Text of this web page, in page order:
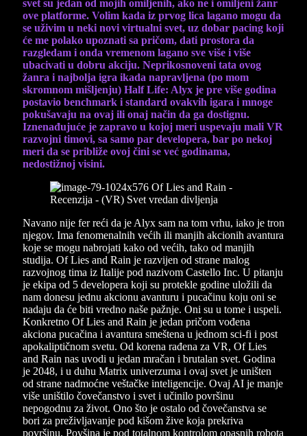
svet su jedan od mojih omiljenih, ako ne i omiljeni žanr
ove platforme. Volim kada iz prvog lica lagano mogu da
se uživim u neki novi virtualni svet, uz dobar pacing koji
će me polako upoznati sa pričom, dati prostora da
razgledam i onda vremenom lagano sve više i više
ubacivati u dobru akciju. Neprikosnoveni tata ovog
žanra i najbolja igra ikada napravljena (po mom
skromnom mišljenju) Half Life: Alyx je pre više godina
postavio benchmark i standard ovakvih igara i mnoge
pokušavaju na ovaj ili onaj način da ga dostignu.
Iznenađujuće je zapravo u kojoj meri uspevaju mali VR
razvojni timovi, sa samo par developera, bar po nekoj
meri da se približe ovoj čini se već godinama,
nedostižnoj visini.
Navano nije fer reći da je Alyx sam na tom vrhu, iako je tron
njegov. Ima fenomenalnih većih ili manjih akcionih avantura
koje se mogu nabrojati kako od većih, tako od manjih
studija. Of Lies and Rain je razvijen od strane malog
razvojnog tima iz Italije pod nazivom Castello Inc. U pitanju
je ekipa od 5 developera koji su protekle godine uložili da
nam donesu jednu akcionu avanturu i pucačinu koju oni se
nadaju da će biti vredno naše pažnje. Oni su u tome i uspeli.
Konkretno Of Lies and Rain je jedan pričom vođena
akciona pucačina i avantura smeštena u jednom sci-fi i post
apokaliptičnom svetu. Od korena rađena za VR, Of Lies
and Rain nas uvodi u jedan mračan i brutalan svet. Godina
je 2048, i u duhu Matrix univerzuma i ovaj svet je uništen
od strane nadmoćne veštačke inteligencije. Ovaj AI je manje
više uništilo čovečanstvo i svet i učinilo površinu
nepogodnu za život. Ono što je ostalo od čovečanstva se
bori za preživljavanje pod kišom žive koja prekriva
površinu. Povšina je pod totalnom kontrolom opasnih robota